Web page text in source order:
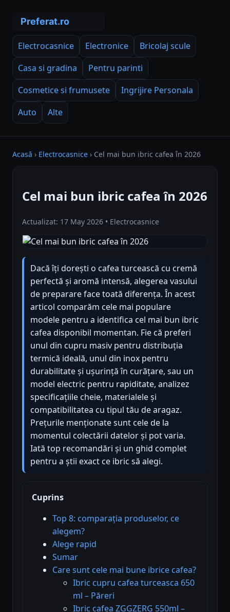
Electrocasnice Electronice
Bricolaj scule
Casa si gradina
Pentru parinti
Cosmetice si frumusete
Ingrijire Personala
Auto
Alte
Acasă › Electrocasnice › Cel mai bun ibric cafea în 2026
Cel mai bun ibric cafea în 2026
Actualizat: 17 May 2026 • Electrocasnice
Dacă îți dorești o cafea turcească cu cremă
perfectă și aromă intensă, alegerea vasului
de preparare face toată diferența. În acest
articol comparăm cele mai populare
modele pentru a identifica cel mai bun ibric
cafea disponibil momentan. Fie că preferi
unul din cupru masiv pentru distribuția
termică ideală, unul din inox pentru
durabilitate și ușurință în curățare, sau un
model electric pentru rapiditate, analizez
specificațiile cheie, materialele și
compatibilitatea cu tipul tău de aragaz.
Prețurile menționate sunt cele de la
momentul colectării datelor și pot varia.
Iată top recomandări și un ghid complet
pentru a știi exact ce ibric să alegi.
Cuprins
Top 8: comparația produselor, ce
alegem?
Alege rapid
Sumar
Care sunt cele mai bune ibrice cafea?
Ibric cupru cafea turceasca 650
ml – Păreri
Ibric cafea ZGGZERG 550ml –